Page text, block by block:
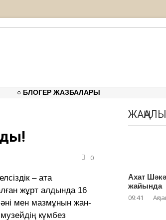
○ БЛОГЕР ЖАЗБАЛАРЫ
0
– ата
жұрт алдында 16
мен мазмұнын жан-
күмбез
Ахат
жайында
09:41